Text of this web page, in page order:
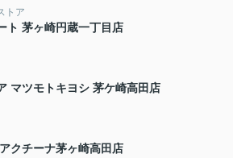
トア
ト 茅ヶ崎円蔵一丁目店
マツモトキヨシ 茅ケ崎高田店
クチーナ茅ヶ崎高田店